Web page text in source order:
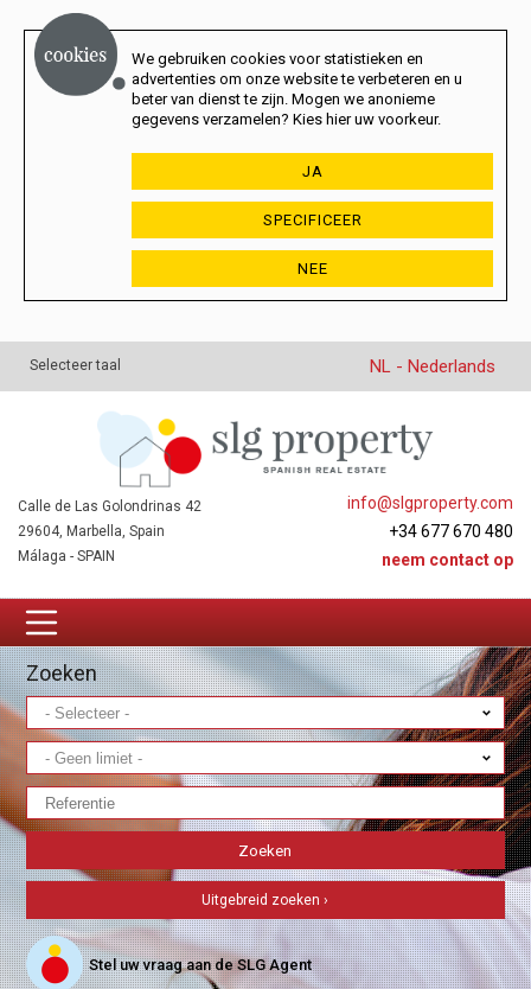
We gebruiken cookies voor statistieken en
advertenties om onze website te verbeteren en u
beter van dienst te zijn. Mogen we anonieme
gegevens verzamelen? Kies hier uw voorkeur.
JA
SPECIFICEER
NEE
Selecteer taal NL - Nederlands
info@slgproperty.com
+34 677 670 480
neem contact op
Calle de Las Golondrinas 42
29604, Marbella, Spain
Málaga - SPAIN
Zoeken
Uitgebreid zoeken ›
Stel uw vraag aan de SLG Agent